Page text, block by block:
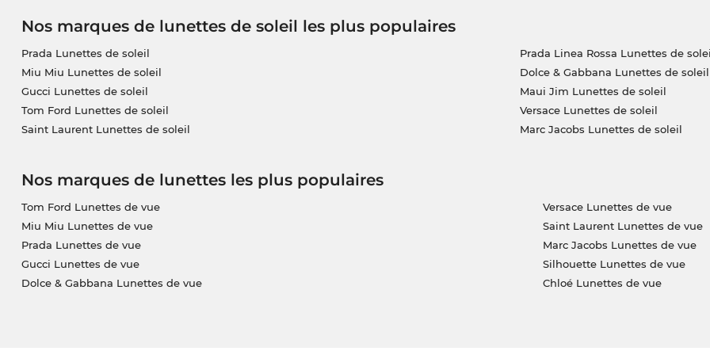
Nos marques de lunettes de soleil les plus populaires
Prada Lunettes de soleil
Miu Miu Lunettes de soleil
Gucci Lunettes de soleil
Tom Ford Lunettes de soleil
Saint Laurent Lunettes de soleil
Prada Linea Rossa Lunettes de
Dolce & Gabbana Lunettes de soleil
Maui Jim Lunettes de soleil
Versace Lunettes de soleil
Marc Jacobs Lunettes de soleil
Nos marques de lunettes les plus populaires
Tom Ford Lunettes de vue
Miu Miu Lunettes de vue
Prada Lunettes de vue
Gucci Lunettes de vue
Dolce & Gabbana Lunettes de vue
Versace Lunettes de vue
Saint Laurent Lunettes de vue
Marc Jacobs Lunettes de vue
Silhouette Lunettes de vue
Chloé Lunettes de vue